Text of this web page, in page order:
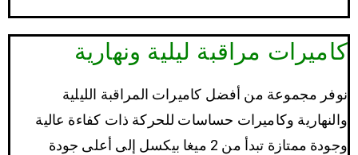
كاميرات مراقبة ليلية ونهارية
نوفر مجموعة من أفضل كاميرات المراقبة الليلية
والنهارية وكاميرات حساسات للحركة ذات كفاءة عالية
وجودة ممتازة تبدأ من 2 ميغا بيكسل إلى أعلى جودة